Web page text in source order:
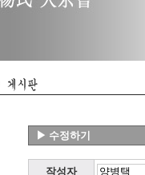
▶ 수정하기
작성자